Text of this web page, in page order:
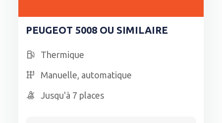
PEUGEOT 5008 OU SIMILAIRE
Thermique
Manuelle, automatique
Jusqu'à 7 places